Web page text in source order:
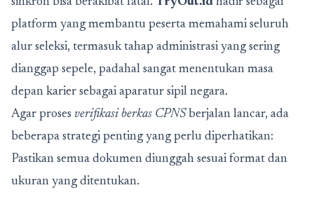
platform yang membantu peserta memahami seluruh
alur seleksi, termasuk tahap administrasi yang sering
dianggap sepele, padahal sangat menentukan masa
depan karier sebagai aparatur sipil negara.
Agar proses verifikasi berkas CPNSberjalan lancar, ada
beberapa strategi penting yang perlu diperhatikan:
Pastikan semua dokumen diunggah sesuai format dan
ukuran yang ditentukan.